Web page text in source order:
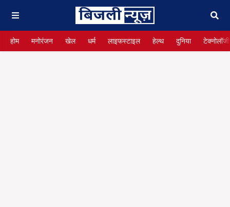
होम मनोरंजन खेल धर्म लाइफस्टाइल हेल्थ दुनिया टेक्नोलॉजी